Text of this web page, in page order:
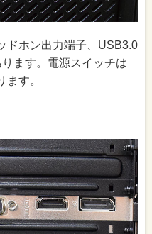
ドホン出力端子、USB3.0
ます。電源スイッチは
す。